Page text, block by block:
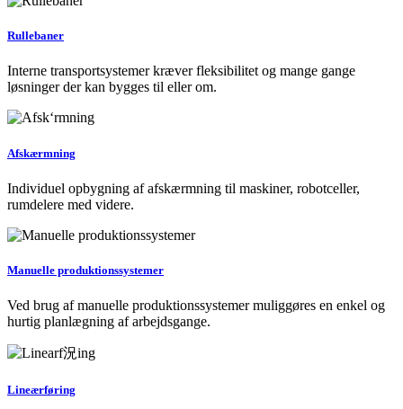
Rullebaner
Interne transportsystemer kræver fleksibilitet og mange gange
løsninger der kan bygges til eller om.
Afskærmning
Individuel opbygning af afskærmning til maskiner, robotceller,
rumdelere med videre.
Manuelle produktionssystemer
Ved brug af manuelle produktionssystemer muliggøres en enkel og
hurtig planlægning af arbejdsgange.
Lineærføring